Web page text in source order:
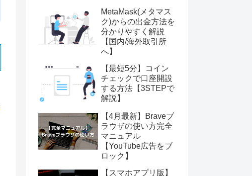
MetaMask(メタマス
ク)からの出金方法を
分かりやすく解説
【国内/海外取引所
へ】
【最短5分】コイン
チェックで口座開設
する方法【3STEPで
解説】
【4月最新】Braveブ
ラウザの使い方完全
マニュアル
【YouTube広告をブ
ロック】
【スマホアプリ版】